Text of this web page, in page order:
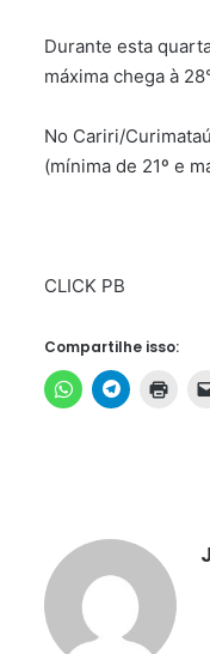
Durante esta
máxima chega à
No Cariri/
(mínima de 21º e
CLICK PB
Compartilhe isso: